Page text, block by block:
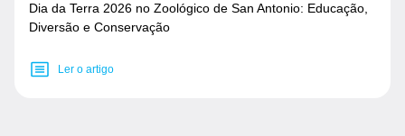
Dia da Terra 2026 no Zoológico de San Antonio: Educação,
Diversão e Conservação
Ler o artigo